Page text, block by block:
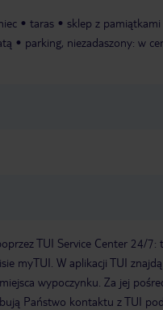
taras sklep z pamiątkami
parking, niezadaszony: w
TUI Service Center 24/7:
myTUI. W aplikacji TUI
wypoczynku. Za jej
Państwo kontaktu z TUI